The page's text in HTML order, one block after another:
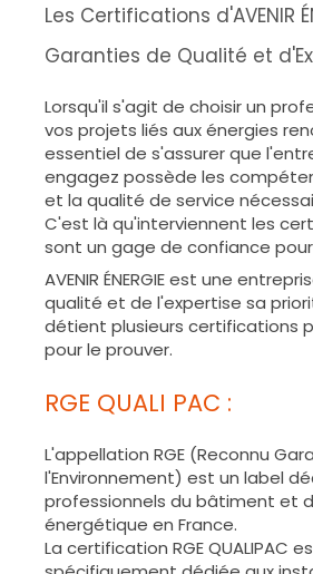
Les Certifications d'AVENIR
Garanties de Qualité et
Lorsqu'il s'agit de choisir un
vos projets liés aux énergies
essentiel de s'assurer que
engagez possède les
et la qualité de service
C'est là qu'interviennent les
sont un gage de confiance
AVENIR ÉNERGIE est une
qualité et de l'expertise sa
détient plusieurs certifications
pour le prouver.
RGE QUALI PAC :
L'appellation RGE (Reconnu
l'Environnement) est un label
professionnels du bâtiment et
énergétique en France.
La certification RGE QUALIPAC